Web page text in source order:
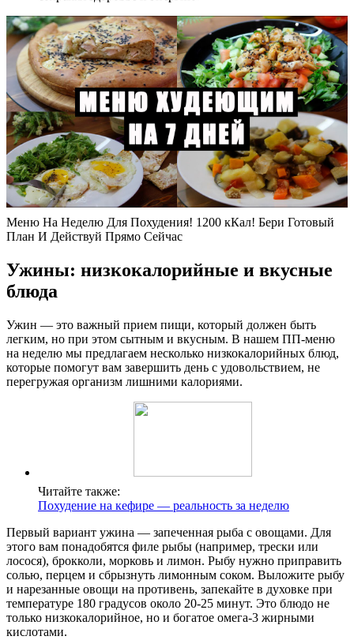
Меню На Неделю Для Похудения! 1200 кКал! Бери Готовый
План И Действуй Прямо Сейчас
Ужины: низкокалорийные и вкусные
блюда
Ужин — это важный прием пищи, который должен быть
легким, но при этом сытным и вкусным. В нашем ПП-меню
на неделю мы предлагаем несколько низкокалорийных блюд,
которые помогут вам завершить день с удовольствием, не
перегружая организм лишними калориями.
Читайте также:
Похудение на кефире — реальность за неделю
Первый вариант ужина — запеченная рыба с овощами. Для
этого вам понадобятся филе рыбы (например, трески или
лосося), брокколи, морковь и лимон. Рыбу нужно приправить
солью, перцем и сбрызнуть лимонным соком. Выложите рыбу
и нарезанные овощи на противень, запекайте в духовке при
температуре 180 градусов около 20-25 минут. Это блюдо не
только низкокалорийное, но и богатое омега-3 жирными
кислотами.